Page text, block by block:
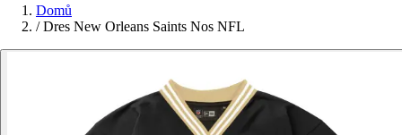
Domů
/ Dres New Orleans Saints Nos NFL